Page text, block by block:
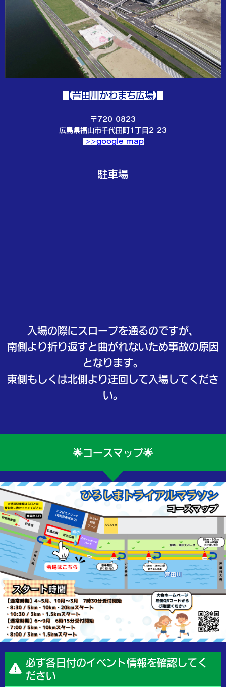
【芦田川かわまち広場】
〒720-0823
広島県福山市千代田町1丁目2-23
>>google map
駐車場
入場の際にスロープを通るのですが、
南側より折り返すと曲がれないため事故の原因
となります。
東側もしくは北側より迂回して入場してくださ
い。
🌟コースマップ🌟
必ず各日付のイベント情報を確認してく
ださい